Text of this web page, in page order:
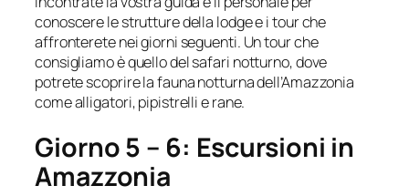
conoscere le strutture della lodge e i tour che
affronterete nei giorni seguenti. Un tour che
consigliamo è quello del safari notturno, dove
potrete scoprire la fauna notturna dell’Amazzonia
come alligatori, pipistrelli e rane.
Giorno 5 – 6: Escursioni in
Amazzonia